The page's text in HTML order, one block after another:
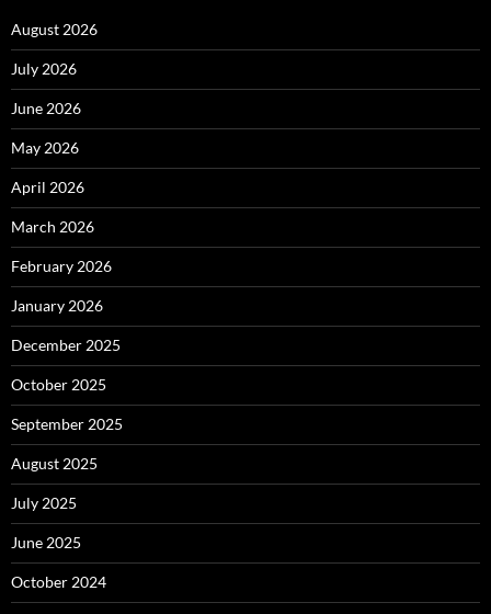
August 2026
July 2026
June 2026
May 2026
April 2026
March 2026
February 2026
January 2026
December 2025
October 2025
September 2025
August 2025
July 2025
June 2025
October 2024